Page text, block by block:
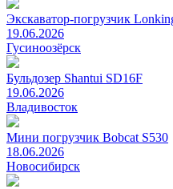
Экскаватор-погрузчик
19.06.2026
Гусиноозёрск
Бульдозер Shantui SD16F
19.06.2026
Владивосток
Мини погрузчик Bobcat S530
18.06.2026
Новосибирск